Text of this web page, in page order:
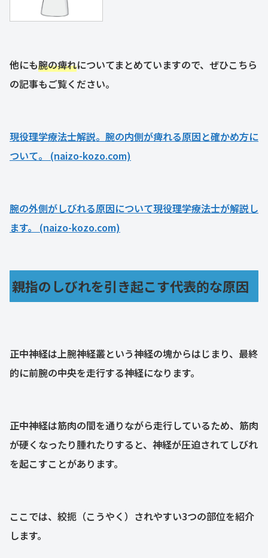
他にも腕の痺れについてまとめていますので、ぜひこちら
の記事もご覧ください。
現役理学療法士解説。腕の内側が痺れる原因と確かめ方に
ついて。 (naizo-kozo.com)
腕の外側がしびれる原因について現役理学療法士が解説し
ます。 (naizo-kozo.com)
親指のしびれを引き起こす代表的な原因
正中神経は上腕神経叢という神経の塊からはじまり、最終
的に前腕の中央を走行する神経になります。
正中神経は筋肉の間を通りながら走行しているため、筋肉
が硬くなったり腫れたりすると、神経が圧迫されてしびれ
を起こすことがあります。
ここでは、絞扼（こうやく）されやすい3つの部位を紹介
します。